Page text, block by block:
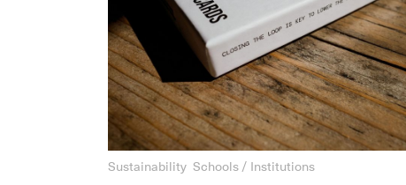
Sustainability Schools / Institutions